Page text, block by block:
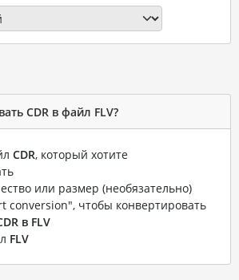
CDR в файл FLV?
CDR, который хотите
или размер (необязательно)
conversion", чтобы конвертировать
в FLV
FLV